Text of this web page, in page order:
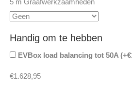
5 m Graafwerkzaamheden
Handig om te hebben
EVBox load balancing tot 50A (+€
€1.628,95